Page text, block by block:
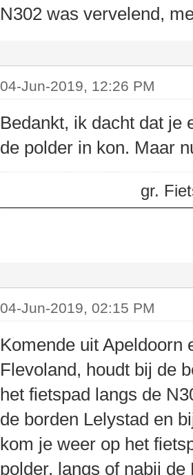
N302 was vervelend,
04-Jun-2019, 12:26 PM
Bedankt, ik dacht dat je
de polder in kon. Maar
gr.
04-Jun-2019, 02:15 PM
Komende uit Apeldoorn
Flevoland, houdt bij de
het fietspad langs de
de borden Lelystad en
kom je weer op het
polder, langs of nabij